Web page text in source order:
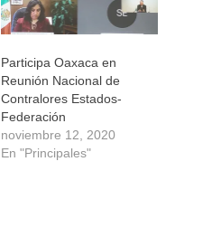
Participa Oaxaca en
Reunión Nacional de
Contralores Estados-
Federación
noviembre 12, 2020
En "Principales"